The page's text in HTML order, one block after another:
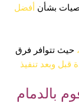
بشأن أفضل
حيث تتوافر فرق
قبل وبعد تنفيذ
بالدمام